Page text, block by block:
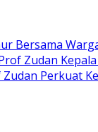
Bersama
Zudan
Perkuat